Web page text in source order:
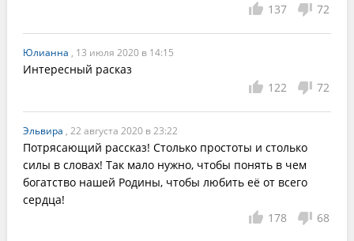
137
72
Юлианна , 13 июля 2020 в 14:15
Интересный расказ
122
72
Эльвира , 22 августа 2020 в 23:22
Потрясающий рассказ! Столько простоты и столько
силы в словах! Так мало нужно, чтобы понять в чем
богатство нашей Родины, чтобы любить её от всего
сердца!
178
68